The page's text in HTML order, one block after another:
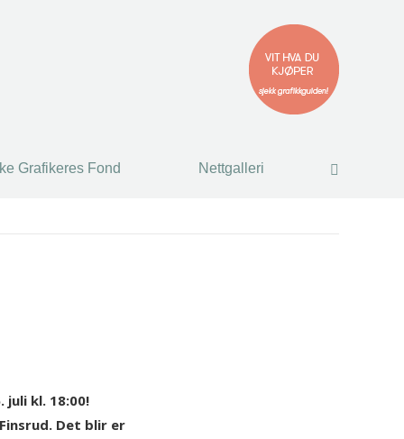
Grafikeres Fond Nettgalleri Search:
kl. 18:00!
Det blir er